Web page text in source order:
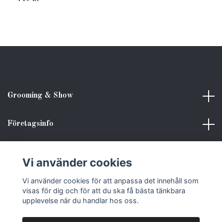
Grooming & Show
Företagsinfo
Sociala medier
Vi använder cookies
Vi använder cookies för att anpassa det innehåll som
visas för dig och för att du ska få bästa tänkbara
upplevelse när du handlar hos oss.